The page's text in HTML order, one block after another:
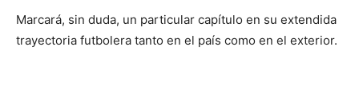
Marcará, sin duda, un particular capítulo en su extendida
trayectoria futbolera tanto en el país como en el exterior.